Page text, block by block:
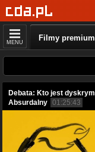
MENU Filmy premium
Debata: Kto jest
Absurdalny 01:25:43